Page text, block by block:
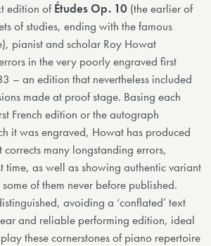
edition ofÉtudes Op. 10 (the earlier of
of studies, ending with the famous
pianist and scholar Roy Howat
in the very poorly engraved first
– an edition that nevertheless included
made at proof stage. Basing each
French edition or the autograph
it was engraved, Howat has produced
many longstanding errors,
time, as well as showing authentic variant
of them never before published.
avoiding a ‘conflated’ text
and reliable performing edition, ideal
these cornerstones of piano repertoire